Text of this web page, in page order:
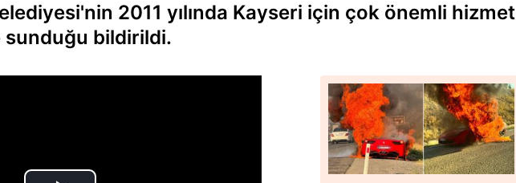
2011 yılında Kayseri için çok önemli hizmet
sunduğu bildirildi.